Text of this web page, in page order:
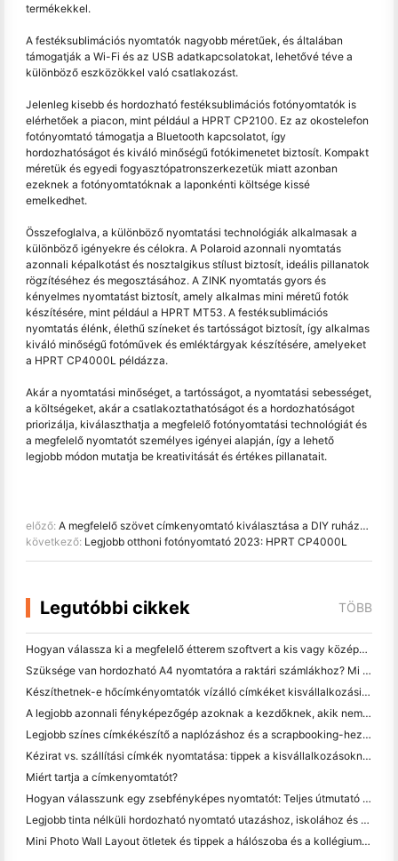
termékekkel.
A festéksublimációs nyomtatók nagyobb méretűek, és általában
támogatják a Wi-Fi és az USB adatkapcsolatokat, lehetővé téve a
különböző eszközökkel való csatlakozást.
Jelenleg kisebb és hordozható festéksublimációs fotónyomtatók is
elérhetőek a piacon, mint például a HPRT CP2100. Ez az okostelefon
fotónyomtató támogatja a Bluetooth kapcsolatot, így
hordozhatóságot és kiváló minőségű fotókimenetet biztosít. Kompakt
méretük és egyedi fogyasztópatronszerkezetük miatt azonban
ezeknek a fotónyomtatóknak a laponkénti költsége kissé
emelkedhet.
Összefoglalva, a különböző nyomtatási technológiák alkalmasak a
különböző igényekre és célokra. A Polaroid azonnali nyomtatás
azonnali képalkotást és nosztalgikus stílust biztosít, ideális pillanatok
rögzítéséhez és megosztásához. A ZINK nyomtatás gyors és
kényelmes nyomtatást biztosít, amely alkalmas mini méretű fotók
készítésére, mint például a HPRT MT53. A festéksublimációs
nyomtatás élénk, élethű színeket és tartósságot biztosít, így alkalmas
kiváló minőségű fotóművek és emléktárgyak készítésére, amelyeket
a HPRT CP4000L példázza.
Akár a nyomtatási minőséget, a tartósságot, a nyomtatási sebességet,
a költségeket, akár a csatlakoztathatóságot és a hordozhatóságot
priorizálja, kiválaszthatja a megfelelő fotónyomtatási technológiát és
a megfelelő nyomtatót személyes igényei alapján, így a lehető
legjobb módon mutatja be kreativitását és értékes pillanatait.
előző: A megfelelő szövet címkenyomtató kiválasztása a DIY ruházati vállalkozások számára
következő: Legjobb otthoni fotónyomtató 2023: HPRT CP4000L
Legutóbbi cikkek TÖBB
Hogyan válassza ki a megfelelő étterem szoftvert a kis vagy középméretű étteremhez
Szüksége van hordozható A4 nyomtatóra a raktári számlákhoz? Mi valójában működik
Készíthetnek-e hőcímkényomtatók vízálló címkéket kisvállalkozási termékekhez?
A legjobb azonnali fényképezőgép azoknak a kezdőknek, akik nem akarnak papírt pazarolni
Legjobb színes címkékészítő a naplózáshoz és a scrapbooking-hez: több szín minden oldalhoz
Kézirat vs. szállítási címkék nyomtatása: tippek a kisvállalkozásoknak 2026-ban
Miért tartja a címkenyomtatót?
Hogyan válasszunk egy zsebfényképes nyomtatót: Teljes útmutató a naplózáshoz, utazáshoz és az iPhone-felhasználókhoz
Legjobb tinta nélküli hordozható nyomtató utazáshoz, iskolához és mobil munkához: Hanin MT620 Pro felülvizsgálat
Mini Photo Wall Layout ötletek és tippek a hálószoba és a kollégium díszítése